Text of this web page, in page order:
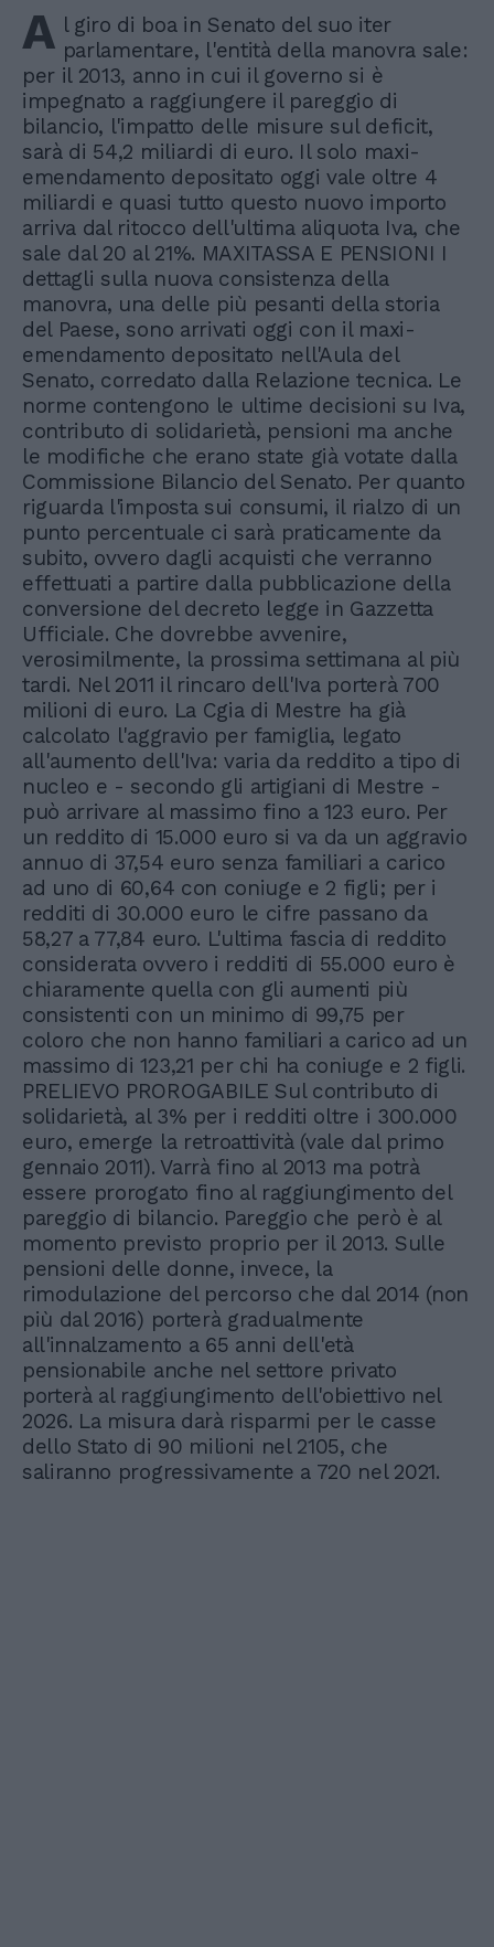
A l giro di boa in Senato del suo iter
parlamentare, l'entità della manovra sale:
per il 2013, anno in cui il governo si è
impegnato a raggiungere il pareggio di
bilancio, l'impatto delle misure sul deficit,
sarà di 54,2 miliardi di euro. Il solo maxi-
emendamento depositato oggi vale oltre 4
miliardi e quasi tutto questo nuovo importo
arriva dal ritocco dell'ultima aliquota Iva, che
sale dal 20 al 21%. MAXITASSA E PENSIONI I
dettagli sulla nuova consistenza della
manovra, una delle più pesanti della storia
del Paese, sono arrivati oggi con il maxi-
emendamento depositato nell'Aula del
Senato, corredato dalla Relazione tecnica. Le
norme contengono le ultime decisioni su Iva,
contributo di solidarietà, pensioni ma anche
le modifiche che erano state già votate dalla
Commissione Bilancio del Senato. Per quanto
riguarda l'imposta sui consumi, il rialzo di un
punto percentuale ci sarà praticamente da
subito, ovvero dagli acquisti che verranno
effettuati a partire dalla pubblicazione della
conversione del decreto legge in Gazzetta
Ufficiale. Che dovrebbe avvenire,
verosimilmente, la prossima settimana al più
tardi. Nel 2011 il rincaro dell'Iva porterà 700
milioni di euro. La Cgia di Mestre ha già
calcolato l'aggravio per famiglia, legato
all'aumento dell'Iva: varia da reddito a tipo di
nucleo e - secondo gli artigiani di Mestre -
può arrivare al massimo fino a 123 euro. Per
un reddito di 15.000 euro si va da un aggravio
annuo di 37,54 euro senza familiari a carico
ad uno di 60,64 con coniuge e 2 figli; per i
redditi di 30.000 euro le cifre passano da
58,27 a 77,84 euro. L'ultima fascia di reddito
considerata ovvero i redditi di 55.000 euro è
chiaramente quella con gli aumenti più
consistenti con un minimo di 99,75 per
coloro che non hanno familiari a carico ad un
massimo di 123,21 per chi ha coniuge e 2 figli.
PRELIEVO PROROGABILE Sul contributo di
solidarietà, al 3% per i redditi oltre i 300.000
euro, emerge la retroattività (vale dal primo
gennaio 2011). Varrà fino al 2013 ma potrà
essere prorogato fino al raggiungimento del
pareggio di bilancio. Pareggio che però è al
momento previsto proprio per il 2013. Sulle
pensioni delle donne, invece, la
rimodulazione del percorso che dal 2014 (non
più dal 2016) porterà gradualmente
all'innalzamento a 65 anni dell'età
pensionabile anche nel settore privato
porterà al raggiungimento dell'obiettivo nel
2026. La misura darà risparmi per le casse
dello Stato di 90 milioni nel 2105, che
saliranno progressivamente a 720 nel 2021.